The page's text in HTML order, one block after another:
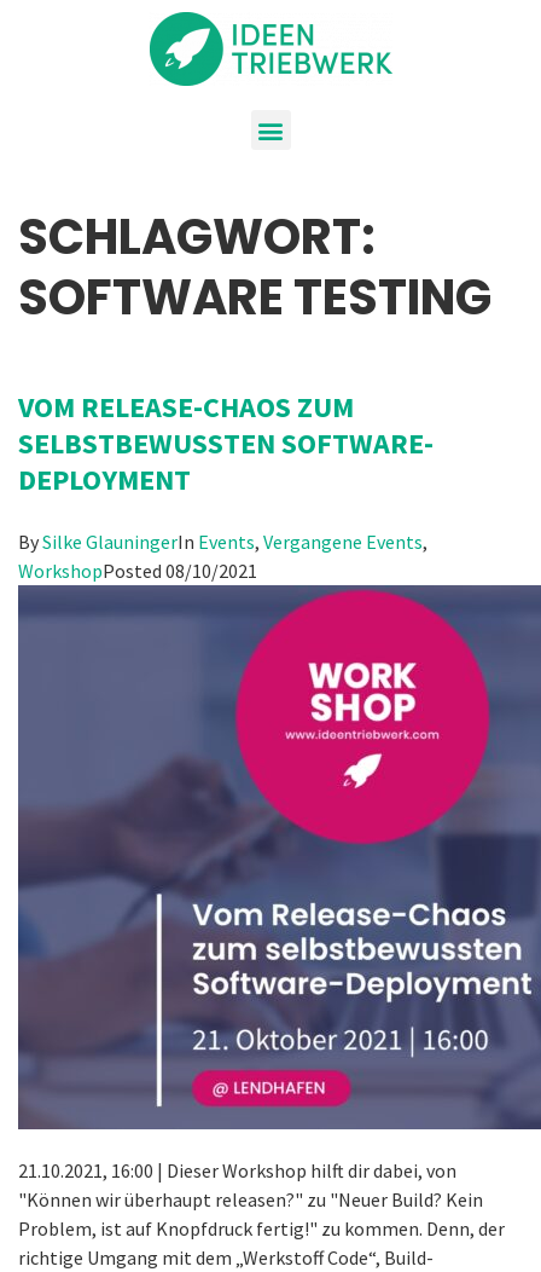
SCHLAGWORT:
SOFTWARE TESTING
VOM RELEASE-CHAOS ZUM
SELBSTBEWUSSTEN SOFTWARE-
DEPLOYMENT
BySilke GlauningerIn Events, Vergangene Events,
WorkshopPosted 08/10/2021
21.10.2021, 16:00 | Dieser Workshop hilft dir dabei, von
"Können wir überhaupt releasen?" zu "Neuer Build? Kein
Problem, ist auf Knopfdruck fertig!" zu kommen. Denn, der
richtige Umgang mit dem „Werkstoff Code“, Build-